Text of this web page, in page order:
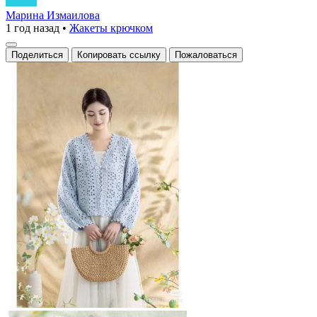
Марина Измаилова
1 год назад • Жакеты крючком
Поделиться Копировать ссылку Пожаловаться